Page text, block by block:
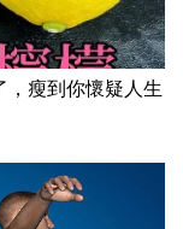
，瘦到你懷疑人生